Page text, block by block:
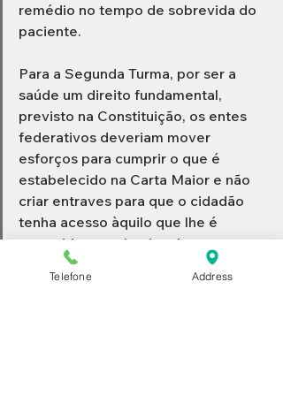
remédio no tempo de sobrevida do
paciente.
Para a Segunda Turma, por ser a
saúde um direito fundamental,
previsto na Constituição, os entes
federativos deveriam mover
esforços para cumprir o que é
estabelecido na Carta Maior e não
criar entraves para que o cidadão
tenha acesso àquilo que lhe é
garantido constitucionalmente.
Telefone Address